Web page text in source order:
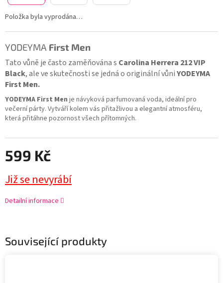
599 Kč
Již se nevyrábí
Položka byla vyprodána…
YODEYMA First Men
Tato vůně je často zaměňována s Carolina Herrera 212 VIP
Black, ale ve skutečnosti se jedná o originální vůniYODEYMA
First Men.
YODEYMA First Men je návyková parfumovaná voda, ideální pro
večerní párty. Vytváří kolem vás přitažlivou a elegantní atmosféru,
která přitáhne pozornost všech přítomných.
Detailní informace
Související produkty